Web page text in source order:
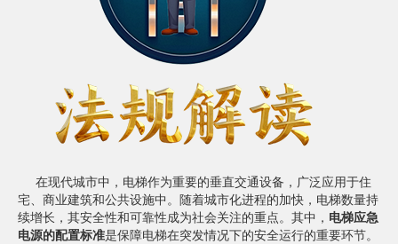
在现代城市中，电梯作为重要的垂直交通设备，广泛应用于住
宅、商业建筑和公共设施中。随着城市化进程的加快，电梯数量持
续增长，其安全性和可靠性成为社会关注的重点。其中， 电梯应急
电源的配置标准是保障电梯在突发情况下的安全运行的重要环节。